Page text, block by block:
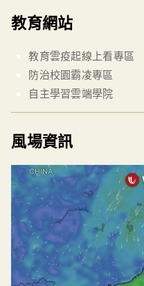
教育網站
教育雲疫起線上看專區
防治校園霸凌專區
自主學習雲端學院
風場資訊